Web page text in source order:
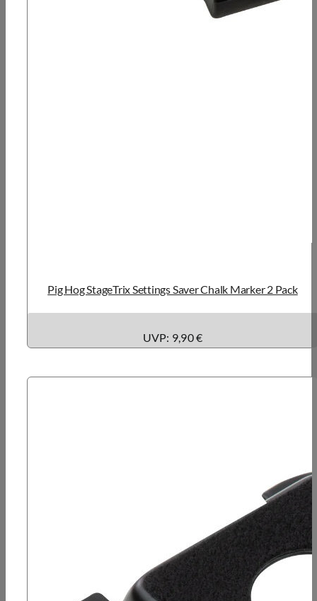
Pig Hog StageTrix Settings Saver Chalk Marker 2 Pack
UVP: 9,90 €